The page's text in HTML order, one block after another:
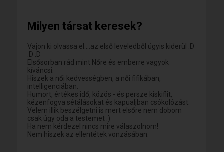
Milyen társat keresek?
Vajon ki olvassa el....az első leveledből úgyis kiderül :D
:D :D
Elsősorban rád mint Nőre és emberre vagyok
kíváncsi.
Hiszek a női kedvességben, a női fifikában,
intelligenciában.
Humort, értékes idő, közös - és persze kiskiflit,
kézenfogva sétálásokat és kapualjban csókolózást.
Velem illik beszélgetni is mert elsőre nem dobom
csak úgy oda a testemet :)
Ha nem kérdezel nincs mire válaszolnom!
Nem hiszek az ellentétek vonzásában.